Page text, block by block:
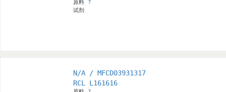
原料 ?
试剂
N/A / MFCD03931317
RCL L161616